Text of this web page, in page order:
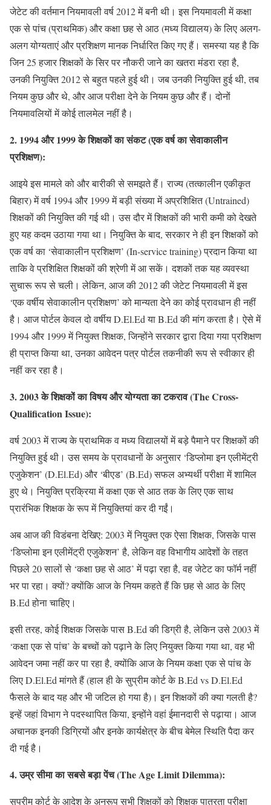
जेटेट की वर्तमान नियमावली वर्ष 2012 में बनी थी। इस नियमावली में कक्षा
एक से पांच (प्राथमिक) और कक्षा छह से आठ (मध्य विद्यालय) के लिए अलग-
अलग योग्यताएं और प्रशिक्षण मानक निर्धारित किए गए हैं। समस्या यह है कि
जिन 25 हजार शिक्षकों के सिर पर नौकरी जाने का खतरा मंडरा रहा है,
उनकी नियुक्ति 2012 से बहुत पहले हुई थी। जब उनकी नियुक्ति हुई थी, तब
नियम कुछ और थे, और आज परीक्षा देने के नियम कुछ और हैं। दोनों
नियमावलियों में कोई तालमेल नहीं है।
2. 1994 और 1999 के शिक्षकों का संकट (एक वर्ष का सेवाकालीन
प्रशिक्षण):
आइये इस मामले को और बारीकी से समझते हैं। राज्य (तत्कालीन एकीकृत
बिहार) में वर्ष 1994 और 1999 में बड़ी संख्या में अप्रशिक्षित (Untrained)
शिक्षकों की नियुक्ति की गई थी। उस दौर में शिक्षकों की भारी कमी को देखते
हुए यह कदम उठाया गया था। नियुक्ति के बाद, सरकार ने ही इन शिक्षकों को
एक वर्ष का ‘सेवाकालीन प्रशिक्षण’ (In-service training) प्रदान किया था
ताकि वे प्रशिक्षित शिक्षकों की श्रेणी में आ सकें। दशकों तक यह व्यवस्था
सुचारू रूप से चली। लेकिन, आज की 2012 की जेटेट नियमावली में इस
‘एक वर्षीय सेवाकालीन प्रशिक्षण’ को मान्यता देने का कोई प्रावधान ही नहीं
है। आज पोर्टल केवल दो वर्षीय D.El.Ed या B.Ed की मांग करता है। ऐसे में
1994 और 1999 में नियुक्त शिक्षक, जिन्होंने सरकार द्वारा दिया गया प्रशिक्षण
ही प्राप्त किया था, उनका आवेदन पत्र पोर्टल तकनीकी रूप से स्वीकार ही
नहीं कर रहा है।
3. 2003 के शिक्षकों का विषय और योग्यता का टकराव (The Cross-
Qualification Issue):
वर्ष 2003 में राज्य के प्राथमिक व मध्य विद्यालयों में बड़े पैमाने पर शिक्षकों की
नियुक्ति हुई थी। उस समय के प्रावधानों के अनुसार ‘डिप्लोमा इन एलीमेंट्री
एजुकेशन’ (D.El.Ed) और ‘बीएड’ (B.Ed) सफल अभ्यर्थी परीक्षा में शामिल
हुए थे। नियुक्ति प्रक्रिया में कक्षा एक से आठ तक के लिए एक साथ
प्रारंभिक शिक्षक के रूप में नियुक्तियां कर दी गईं।
अब आज की विडंबना देखिए: 2003 में नियुक्त एक ऐसा शिक्षक, जिसके पास
‘डिप्लोमा इन एलीमेंट्री एजुकेशन’ है, लेकिन वह विभागीय आदेशों के तहत
पिछले 20 सालों से ‘कक्षा छह से आठ’ में पढ़ा रहा है, वह जेटेट का फॉर्म नहीं
भर पा रहा। क्यों? क्योंकि आज के नियम कहते हैं कि छह से आठ के लिए
B.Ed होना चाहिए।
इसी तरह, कोई शिक्षक जिसके पास B.Ed की डिग्री है, लेकिन उसे 2003 में
‘कक्षा एक से पांच’ के बच्चों को पढ़ाने के लिए नियुक्त किया गया था, वह भी
आवेदन जमा नहीं कर पा रहा है, क्योंकि आज के नियम कक्षा एक से पांच के
लिए D.El.Ed मांगते हैं (हाल ही के सुप्रीम कोर्ट के B.Ed vs D.El.Ed
फैसले के बाद यह और भी जटिल हो गया है)। इन शिक्षकों की क्या गलती है?
इन्हें जहां विभाग ने पदस्थापित किया, इन्होंने वहां ईमानदारी से पढ़ाया। आज
अचानक इनकी डिग्रियों और इनके कार्यक्षेत्र के बीच बेमेल स्थिति पैदा कर
दी गई है।
4. उम्र सीमा का सबसे बड़ा पेंच (The Age Limit Dilemma):
सुप्रीम कोर्ट के आदेश के अनुरूप सभी शिक्षकों को शिक्षक पात्रता परीक्षा